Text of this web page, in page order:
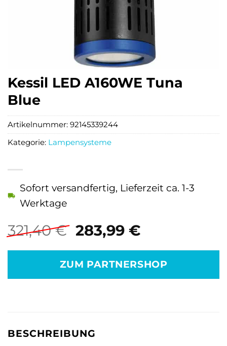
Kessil LED A160WE Tuna
Blue
321,40€ Ursprünglicher
Preis
war:
321,40 €
283,99 €Aktueller
ist:
283,99 €.
Sofort versandfertig, Lieferzeit ca. 1-3
Werktage
ZUM PARTNERSHOP
Artikelnummer: 92145339244
Kategorie: Lampensysteme
BESCHREIBUNG